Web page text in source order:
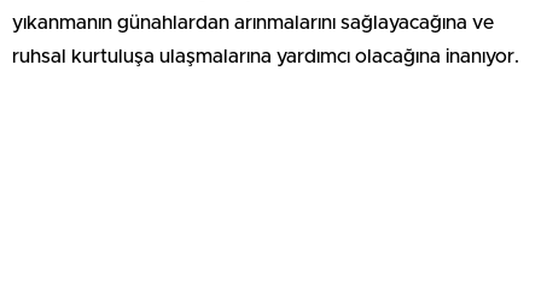
yıkanmanın günahlardan arınmalarını sağlayacağına ve
ruhsal kurtuluşa ulaşmalarına yardımcı olacağına inanıyor.